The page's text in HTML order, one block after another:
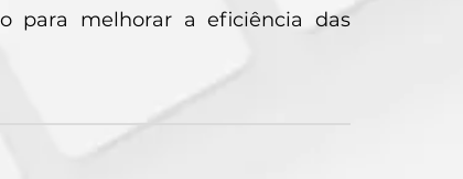
para melhorar a eficiência das